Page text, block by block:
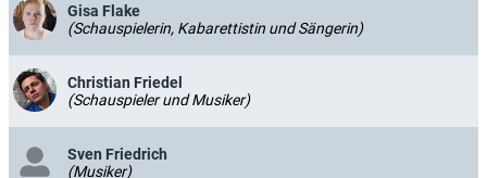
Gisa Flake
(Schauspielerin, Kabarettistin und Sängerin)
Christian Friedel
(Schauspieler und Musiker)
Sven Friedrich
(Musiker)